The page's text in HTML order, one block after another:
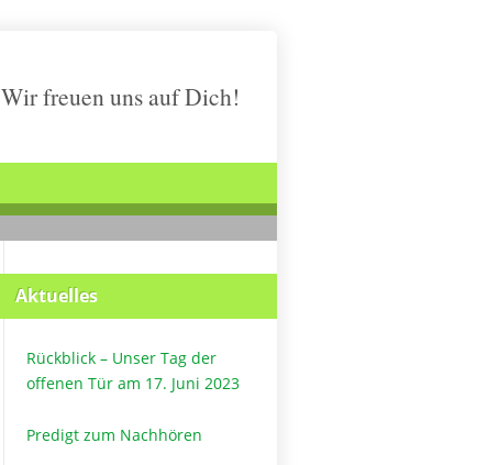
Wir freuen uns auf Dich!
Aktuelles
Rückblick – Unser Tag der
offenen Tür am 17. Juni 2023
Predigt zum Nachhören